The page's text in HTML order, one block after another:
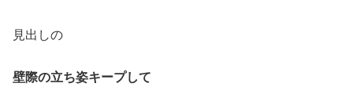
見出しの
壁際の立ち姿キープして